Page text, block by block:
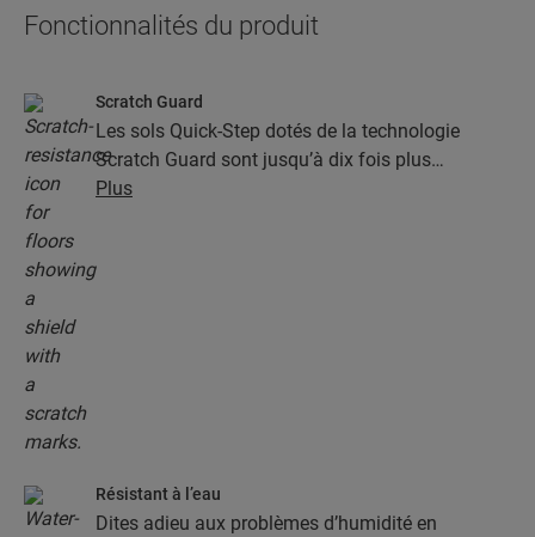
Fonctionnalités du produit
Scratch Guard
Les sols Quick-Step dotés de la technologie
Scratch Guard sont jusqu’à dix fois plus
résistants aux rayures que les autres sols.
Plus
Résistant à l’eau
Dites adieu aux problèmes d’humidité en